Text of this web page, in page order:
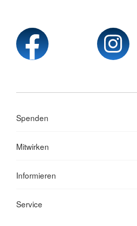
Spenden
Mitwirken
Informieren
Service